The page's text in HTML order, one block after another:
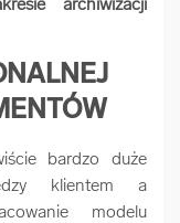
archiwizacji
bardzo duże
klientem a
modelu